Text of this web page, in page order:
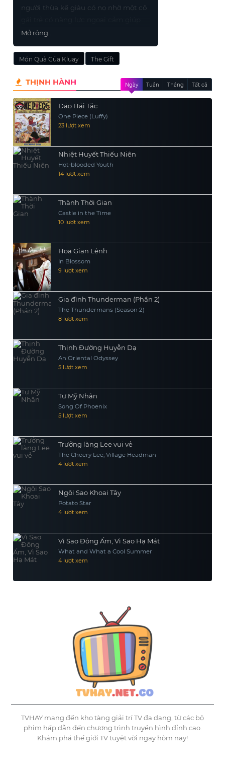
người thừa kế giàu có nọ nhờ một cô
vén màn những bí mật của gia đình
Mở rộng...
Món Quà Của Kluay The Gift
THỊNH HÀNH Ngày Tuần Tháng Tất cả
Đảo Hải Tặc
One Piece (Luffy)
23 lượt xem
Nhiệt Huyết Thiếu Niên
Hot-blooded Youth
14 lượt xem
Thành Thời Gian
Castle in the Time
10 lượt xem
Hoa Gian Lệnh
In Blossom
9 lượt xem
Gia đình Thunderman (Phần 2)
The Thundermans (Season 2)
8 lượt xem
Thịnh Đường Huyễn Dạ
An Oriental Odyssey
5 lượt xem
Tư Mỹ Nhân
Song Of Phoenix
5 lượt xem
Trưởng làng Lee vui vẻ
The Cheery Lee, Village Headman
4 lượt xem
Ngôi Sao Khoai Tây
Potato Star
4 lượt xem
Vì Sao Đông Ấm, Vì Sao Hạ Mát
What and What a Cool Summer
4 lượt xem
TVHAY mang đến kho tàng giải trí TV đa dạng, từ các bộ
phim hấp dẫn đến chương trình truyền hình đỉnh cao.
Khám phá thế giới TV tuyệt vời ngay hôm nay!